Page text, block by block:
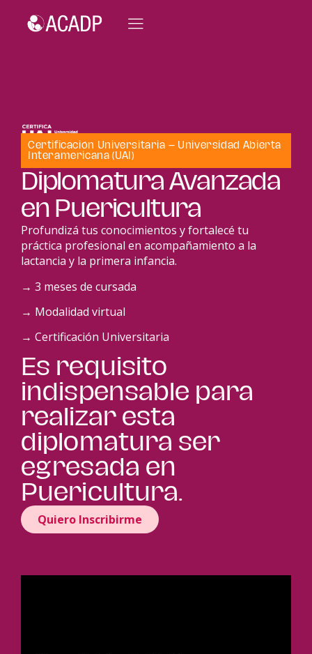
Certificación Universitaria – Universidad Abierta
Interamericana (UAI)
Diplomatura Avanzada
en Puericultura
Profundizá tus conocimientos y fortalecé tu
práctica profesional en acompañamiento a la
lactancia y la primera infancia.
→ 3 meses de cursada
→ Modalidad virtual
→ Certificación Universitaria
Es requisito
indispensable para
realizar esta
diplomatura ser
egresada en
Puericultura.
Quiero Inscribirme